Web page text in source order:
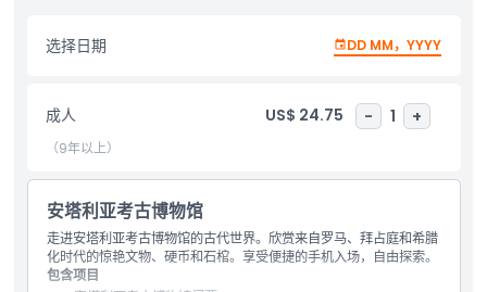
旅行者、情侣还是家庭，安塔利亚考古博物馆都将为您呈现一段难忘
的安纳托利亚永恒遗产之旅。
亮点
儿童成人政策
选择日期 DD MM，YYYY
成人 US$ 24.75 - 1 +
（9年以上）
安塔利亚考古博物馆
走进安塔利亚考古博物馆的古代世界。欣赏来自罗马、拜占庭和希腊
化时代的惊艳文物、硬币和石棺。享受便捷的手机入场，自由探索。
包含项目